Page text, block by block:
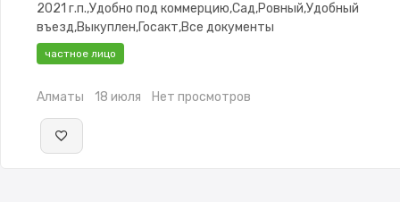
2021 г.п.,Удобно под коммерцию,Сад,Ровный,Удобный
въезд,Выкуплен,Госакт,Все документы
частное лицо
Алматы 18 июля Нет просмотров